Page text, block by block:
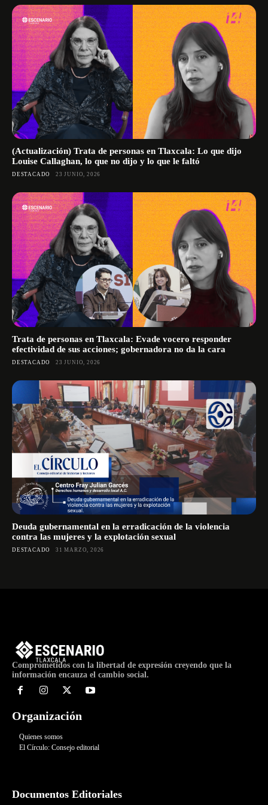
(Actualización) Trata de personas en Tlaxcala: Lo que dijo
Louise Callaghan, lo que no dijo y lo que le faltó
DESTACADO 23 JUNIO, 2026
Trata de personas en Tlaxcala: Evade vocero responder
efectividad de sus acciones; gobernadora no da la cara
DESTACADO 23 JUNIO, 2026
Deuda gubernamental en la erradicación de la violencia
contra las mujeres y la explotación sexual
DESTACADO 31 MARZO, 2026
Comprometidos con la libertad de expresión creyendo que la
información encauza el cambio social.
Organización
Quienes somos
El Círculo: Consejo editorial
Documentos Editoriales